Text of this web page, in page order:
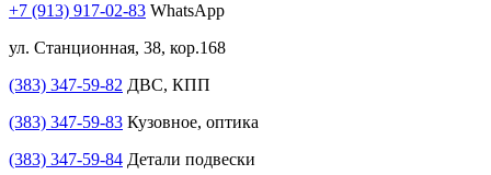
+7 (913) 917-02-83 WhatsApp
ул. Станционная, 38, кор.168
(383) 347-59-82 ДВС, КПП
(383) 347-59-83 Кузовное, оптика
(383) 347-59-84 Детали подвески